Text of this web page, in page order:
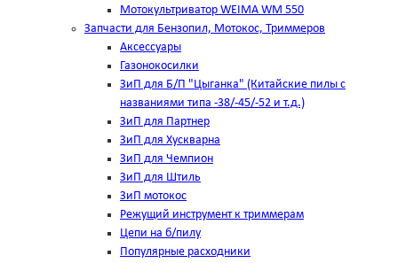
Мотокультриватор WEIMA WM 550
Запчасти для Бензопил, Мотокос, Триммеров
Аксессуары
Газонокосилки
ЗиП для Б/П "Цыганка" (Китайские пилы с
названиями типа -38/-45/-52 и т.д.)
ЗиП для Партнер
ЗиП для Хускварна
ЗиП для Чемпион
ЗиП для Штиль
ЗиП мотокос
Режущий инструмент к триммерам
Цепи на б/пилу
Популярные расходники